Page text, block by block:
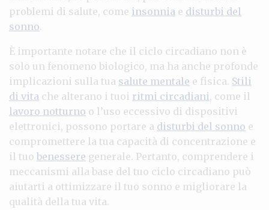
problemi di salute, come insonnia e disturbi del
sonno.
È importante notare che il ciclo circadiano non è
solo un fenomeno biologico, ma ha anche profonde
implicazioni sulla tua salute mentale e fisica. Stili
di vita che alterano i tuoi ritmi circadiani, come il
lavoro notturno o l’uso eccessivo di dispositivi
elettronici, possono portare a disturbi del sonno e
compromettere la tua capacità di concentrazione e
il tuo benessere generale. Pertanto, comprendere i
meccanismi alla base del tuo ciclo circadiano può
aiutarti a ottimizzare il tuo sonno e migliorare la
qualità della tua vita.